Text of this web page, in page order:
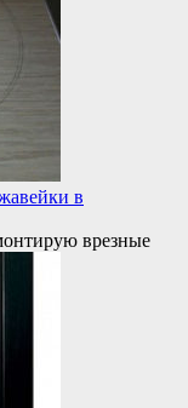
в
врезные